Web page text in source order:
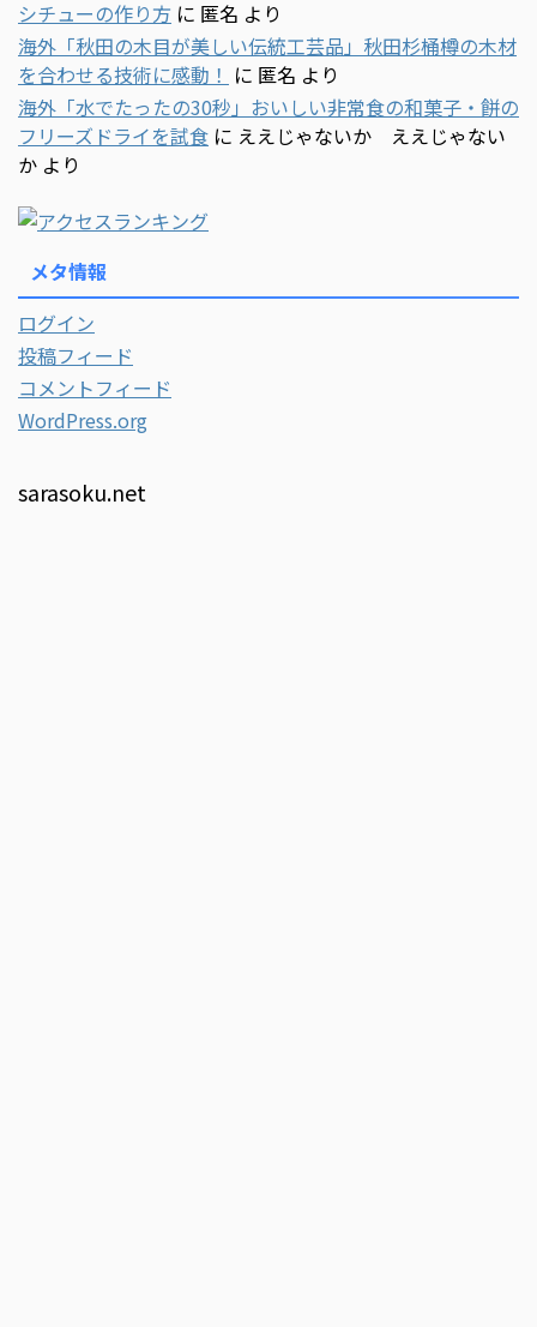
シチューの作り方 に 匿名 より
海外「秋田の木目が美しい伝統工芸品」秋田杉桶樽の木材
を合わせる技術に感動！ に 匿名 より
海外「水でたったの30秒」おいしい非常食の和菓子・餅の
フリーズドライを試食 に ええじゃないか ええじゃない
か より
メタ情報
ログイン
投稿フィード
コメントフィード
WordPress.org
sarasoku.net